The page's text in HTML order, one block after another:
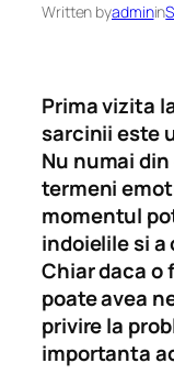
Written byadminin
Prima vizita
sarcinii este
Nu numai
termeni
momentul
indoielile si
Chiar daca o
poate avea
privire la
importanta